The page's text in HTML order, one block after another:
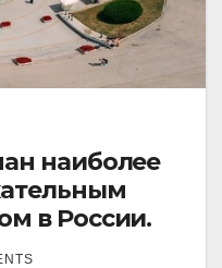
наиболее
в России.